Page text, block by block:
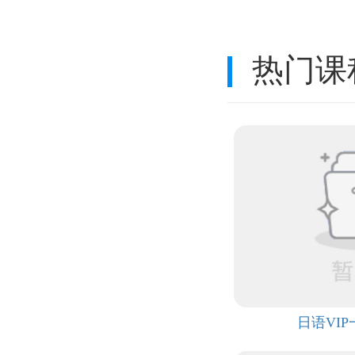
热门课
日语VIP